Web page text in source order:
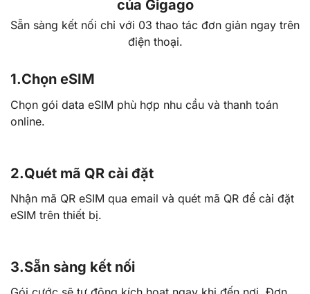
của Gigago
Sẵn sàng kết nối chỉ với 03 thao tác đơn giản ngay trên
điện thoại.
1.Chọn eSIM
Chọn gói data eSIM phù hợp nhu cầu và thanh toán
online.
2.Quét mã QR cài đặt
Nhận mã QR eSIM qua email và quét mã QR để cài đặt
eSIM trên thiết bị.
3.Sẵn sàng kết nối